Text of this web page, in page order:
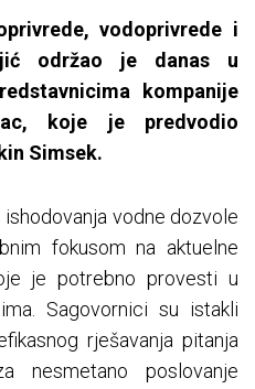
vodoprivrede i
održao je danas u
kompanije
koje je predvodio
Simsek.
vodne dozvole
fokusom na aktuelne
je potrebno provesti u
Sagovornici su istakli
rješavanja pitanja
nesmetano poslovanje